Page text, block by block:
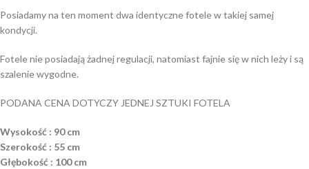
Posiadamy na ten moment dwa identyczne fotele w takiej samej
kondycji.
Fotele nie posiadają żadnej regulacji, natomiast fajnie się w nich leży i są
szalenie wygodne.
PODANA CENA DOTYCZY JEDNEJ SZTUKI FOTELA
Wysokość : 90 cm
Szerokość : 55 cm
Głębokość : 100 cm